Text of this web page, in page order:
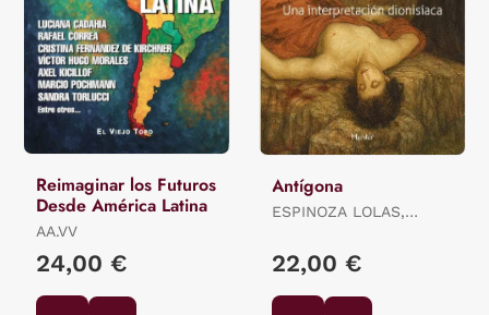
Reimaginar los Futuros
Desde América Latina
AA.VV
24,00 €
Antígona
ESPINOZA LOLAS,
22,00 €